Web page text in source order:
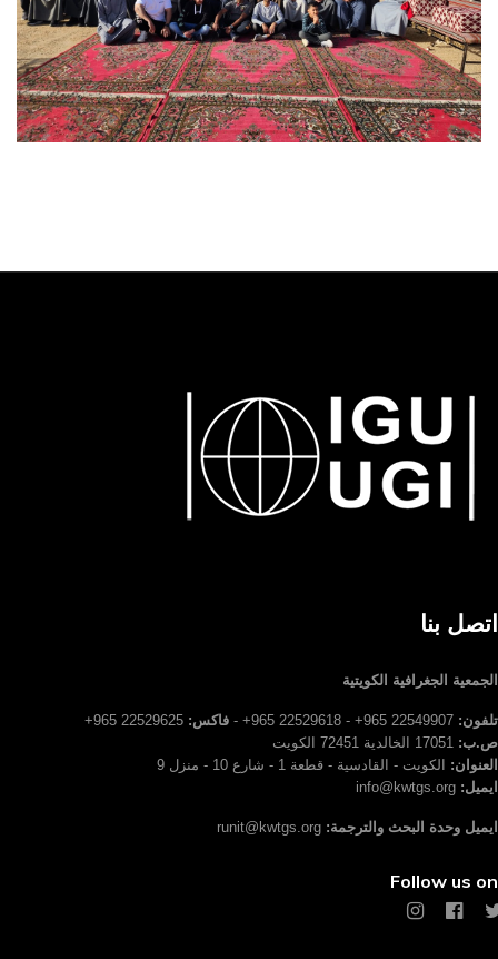
اتصل بنا
الجمعية الجغرافية الكويتية
تلفون: فاكس: 22529625 965+
ص.ب: 17051 الخالدية 72451 الكويت
العنوان:
الكويت - القادسية - قطعة 1 - شارع 10 - منزل 9
ايميل: info@kwtgs.org
ايميل وحدة البحث والترجمة: runit@kwtgs.org
Follow us on